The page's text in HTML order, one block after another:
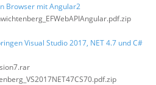
Browser mit Angular2
Visual Studio 2017, NET 4.7 und C#